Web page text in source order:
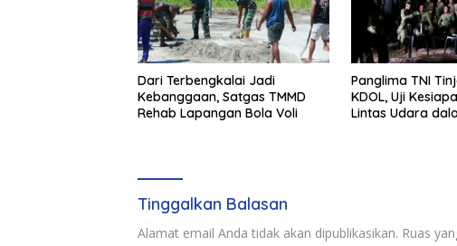
Dari Terbengkalai Jadi
Kebanggaan, Satgas TMMD
Rehab Lapangan Bola Voli
Panglima TNI
KDOL, Uji
Lintas Udara
Tinggalkan Balasan
Alamat email Anda tidak akan dipublikasikan. Ruas